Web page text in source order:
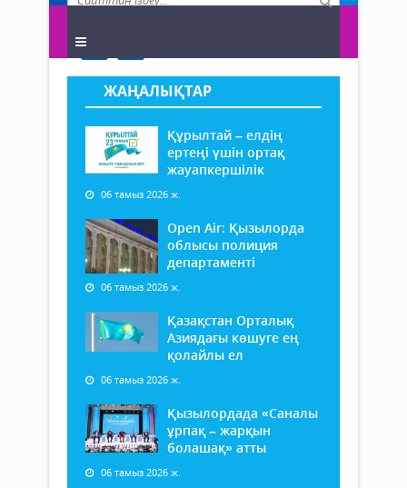
ЖАҢАЛЫҚТАР
Құрылтай – елдің
ертеңі үшін ортақ
жауапкершілік
06 тамыз 2026 ж.
Open Air: Қызылорда
облысы полиция
департаменті
06 тамыз 2026 ж.
Қазақстан Орталық
Азиядағы көшуге ең
қолайлы ел
06 тамыз 2026 ж.
Қызылордада «Саналы
ұрпақ – жарқын
болашақ» атты
06 тамыз 2026 ж.